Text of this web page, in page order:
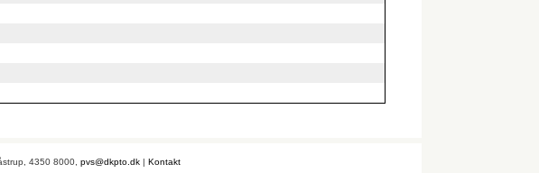
4350 8000, pvs@dkpto.dk| Kontakt